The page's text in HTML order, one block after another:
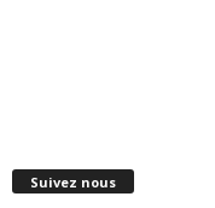
Suivez nous